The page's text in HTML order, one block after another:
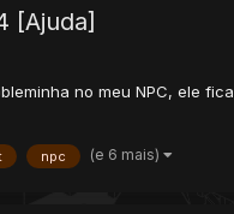
[Ajuda]
no meu NPC, ele fica
npc (e 6 mais)